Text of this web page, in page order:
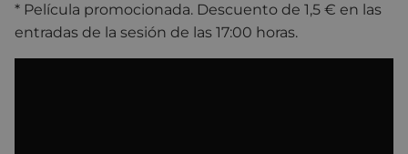
* Película promocionada. Descuento de 1,5 € en las
entradas de la sesión de las 17:00 horas.